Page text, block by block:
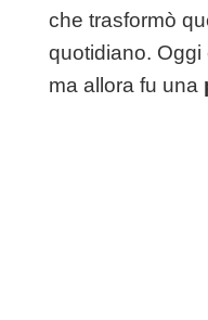
che trasformò
quotidiano. Oggi
ma allora fu una